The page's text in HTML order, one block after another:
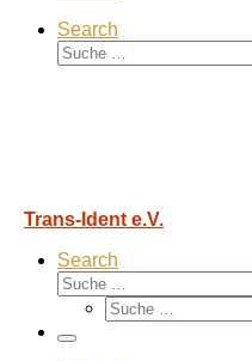
Search
Suche
Trans-Ident e.V.
Search
Suche
Suche
Menü